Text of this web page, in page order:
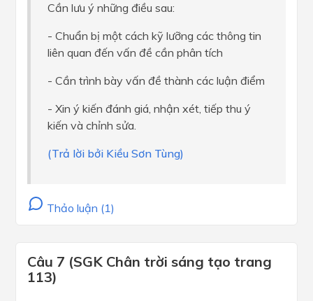
Cần lưu ý những điều sau:
- Chuẩn bị một cách kỹ lưỡng các thông tin
liên quan đến vấn đề cần phân tích
- Cần trình bày vấn đề thành các luận điểm
- Xin ý kiến đánh giá, nhận xét, tiếp thu ý
kiến và chỉnh sửa.
(Trả lời bởi Kiều Sơn Tùng)
Thảo luận (1)
Câu 7 (SGK Chân trời sáng tạo trang
113)